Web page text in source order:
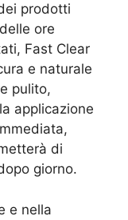
prodotti
ore
Fast Clear
e naturale
pulito,
applicazione
di
giorno.
e nella